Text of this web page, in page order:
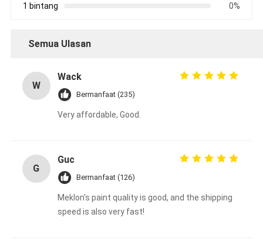
1 bintang
0%
Semua Ulasan
W
Wack
Bermanfaat (235)
Very affordable, Good.
G
Guc
Bermanfaat (126)
Meklon's paint quality is good, and the shipping
speed is also very fast!